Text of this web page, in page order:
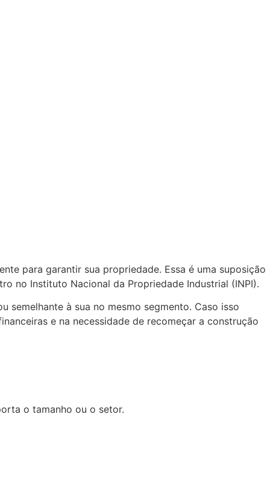
para garantir sua propriedade. Essa é uma suposição
no Instituto Nacional da Propriedade Industrial (INPI).
semelhante à sua no mesmo segmento. Caso isso
e na necessidade de recomeçar a construção
o tamanho ou o setor.